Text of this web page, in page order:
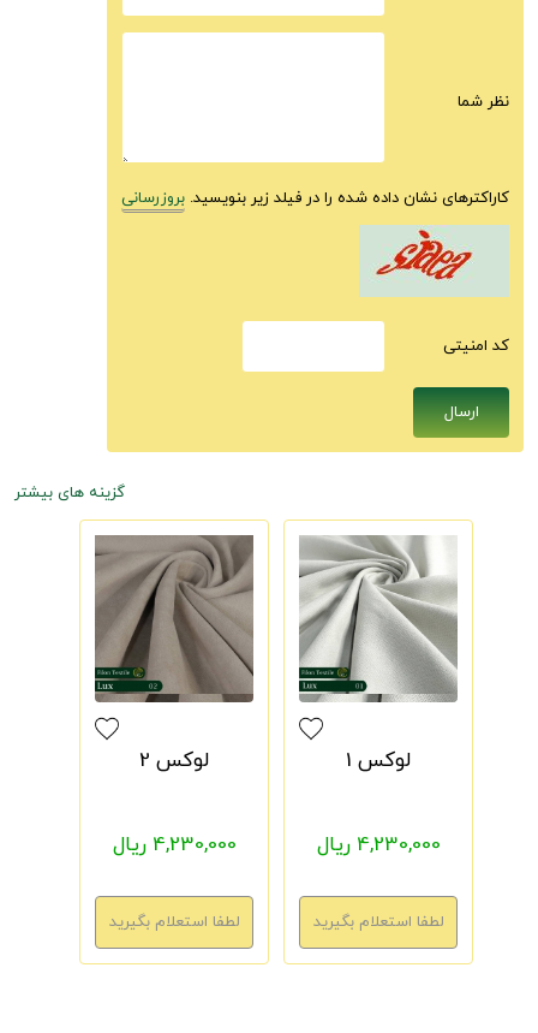
نظر شما
کاراکترهای نشان داده شده را در فیلد زیر بنویسید. بروزرسانی
كد امنيتى
گزینه های بیشتر
لوکس 1
4,230,000 ریال
لوکس 2
4,230,000 ریال